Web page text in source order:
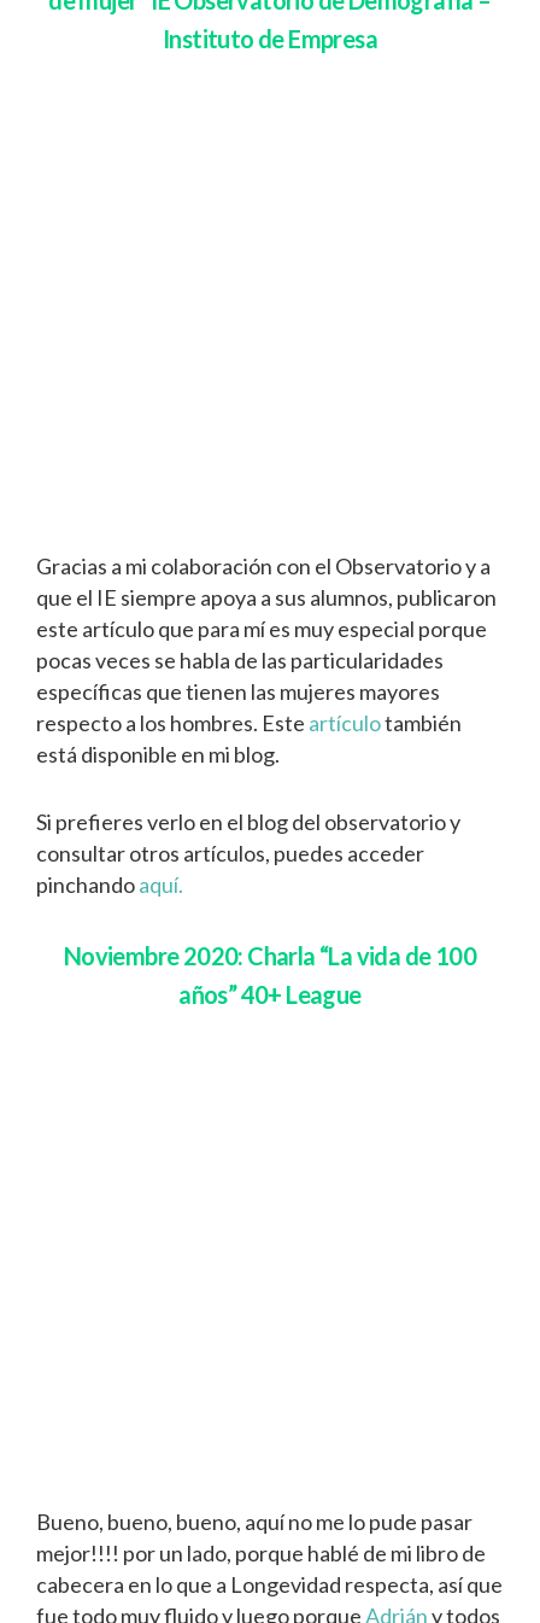
Instituto de Empresa
Gracias a mi colaboración con el Observatorio y a
que el IE siempre apoya a sus alumnos, publicaron
este artículo que para mí es muy especial porque
pocas veces se habla de las particularidades
específicas que tienen las mujeres mayores
respecto a los hombres. Este artículotambién
está disponible en mi blog.
Si prefieres verlo en el blog del observatorio y
consultar otros artículos, puedes acceder
pinchandoaquí.
Noviembre 2020: Charla “La vida de 100
años” 40+ League
Bueno, bueno, bueno, aquí no me lo pude pasar
mejor!!!! por un lado, porque hablé de mi libro de
cabecera en lo que a Longevidad respecta, así que
fue todo muy fluido y luego porqueAdriány todos